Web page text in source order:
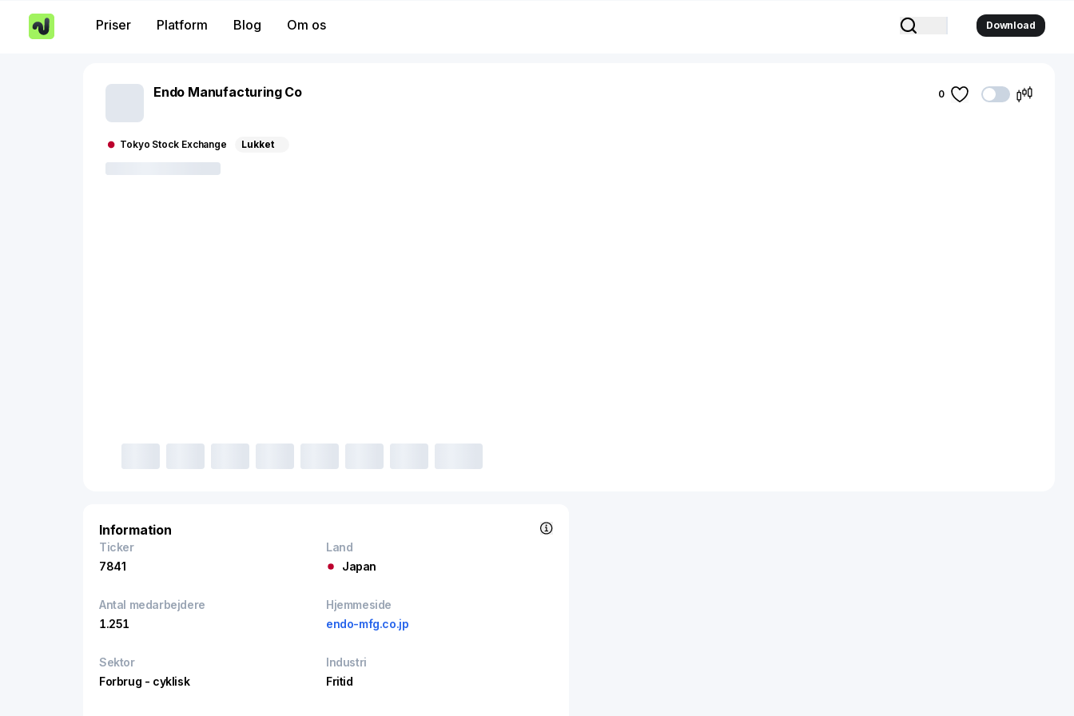
Priser Platform Blog Om os Download
Endo Manufacturing Co
Tokyo Stock Exchange Lukket
0
Information
Ticker
7841
Land
Japan
Antal medarbejdere
1.251
Hjemmeside
endo-mfg.co.jp
Sektor
Forbrug - cyklisk
Industri
Fritid